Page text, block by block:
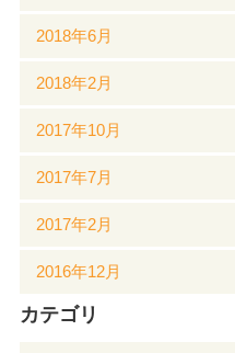
2018年6月
2018年2月
2017年10月
2017年7月
2017年2月
2016年12月
カテゴリ